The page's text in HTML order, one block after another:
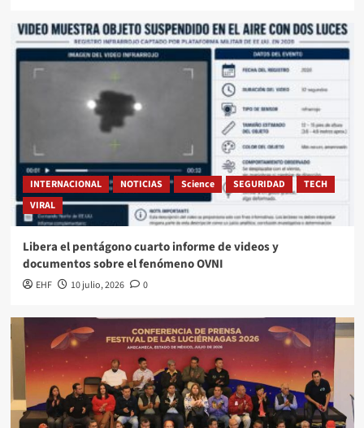
INTERNACIONAL NOTICIAS Science SEGURIDAD
TECH
VIRAL
Libera el pentágono cuarto informe de videos y
documentos sobre el fenómeno OVNI
EHF 10 julio, 2026 0